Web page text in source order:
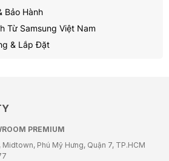
Bảo Hành
Từ Samsung Việt Nam
& Lắp Đặt
PREMIUM
Phú Mỹ Hưng, Quận 7, TP.HCM